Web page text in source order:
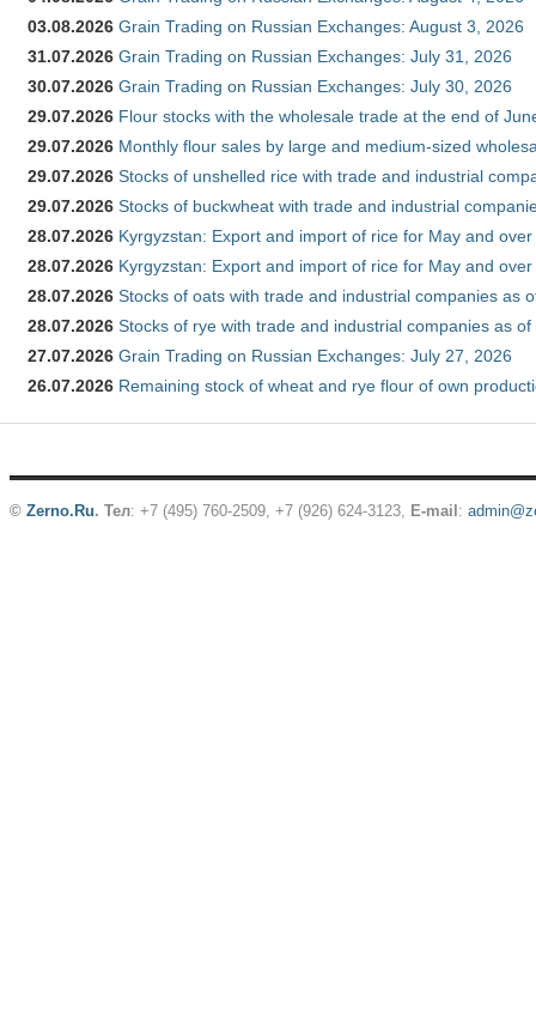
03.08.2026 Grain Trading on Russian Exchanges: August 3, 2026
31.07.2026 Grain Trading on Russian Exchanges: July 31, 2026
30.07.2026 Grain Trading on Russian Exchanges: July 30, 2026
29.07.2026 Flour stocks with the wholesale trade at the end of
29.07.2026 Monthly flour sales by large and medium-sized
29.07.2026 Stocks of unshelled rice with trade and industrial
29.07.2026 Stocks of buckwheat with trade and industrial
28.07.2026 Kyrgyzstan: Export and import of rice for May and
28.07.2026 Kyrgyzstan: Export and import of rice for May and
28.07.2026 Stocks of oats with trade and industrial companies as
28.07.2026 Stocks of rye with trade and industrial companies as
27.07.2026 Grain Trading on Russian Exchanges: July 27, 2026
26.07.2026 Remaining stock of wheat and rye flour of own
© Zerno.Ru. Тел: +7 (495) 760-2509, +7 (926) 624-3123, E-mail :